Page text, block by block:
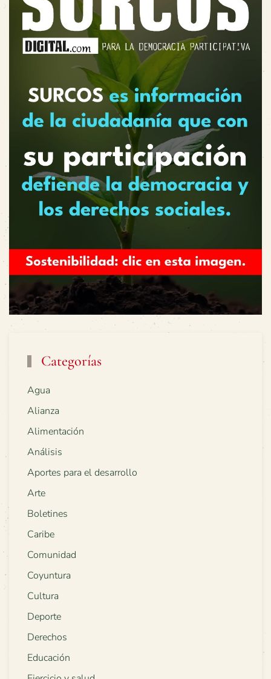
Categorías
Agua
Alianza
Alimentación
Análisis
Aportes para el desarrollo
Arte
Boletines
Caribe
Comunidad
Coyuntura
Cultura
Deporte
Derechos
Educación